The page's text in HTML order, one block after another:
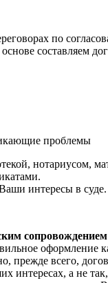
по
составляем
проблемы
нотариусом,
интересы в суде.
сопровождением
оформление
прежде всего,
интересах, а не